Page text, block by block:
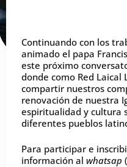
Continuando con los
animado el papa
este próximo
donde como Red
compartir nuestros
renovación de nuestra
espiritualidad y cultura
diferentes pueblos
Para participar e
información al whatsap